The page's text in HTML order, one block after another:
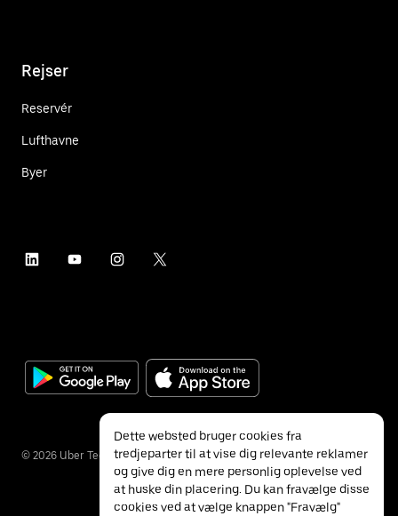
Rejser
Reservér
Lufthavne
Byer
© 2026 Uber Technologies Inc.
Dette websted bruger cookies fra
tredjeparter til at vise dig relevante reklamer
og give dig en mere personlig oplevelse ved
at huske din placering. Du kan fravælge disse
cookies ved at vælge knappen "Fravælg"